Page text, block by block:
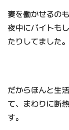
妻を働かせるの
夜中にバイトも
たりしてました。
だからほんと生
て、まわりに断
す。